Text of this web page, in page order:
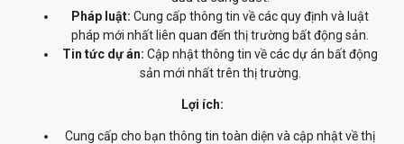
Pháp luật: Cung cấp thông tin về các quy định và luật
pháp mới nhất liên quan đến thị trường bất động sản.
Tin tức dự án: Cập nhật thông tin về các dự án bất động
sản mới nhất trên thị trường.
Lợi ích:
Cung cấp cho bạn thông tin toàn diện và cập nhật về thị